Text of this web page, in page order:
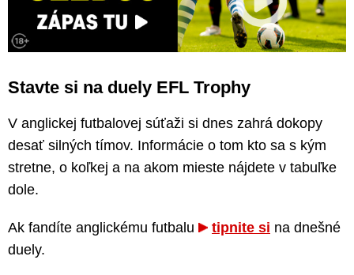
Stavte si na duely EFL Trophy
V anglickej futbalovej súťaži si dnes zahrá dokopy
desať silných tímov. Informácie o tom kto sa s kým
stretne, o koľkej a na akom mieste nájdete v tabuľke
dole.
Ak fandíte anglickému futbalu tipnite si na dnešné
duely.